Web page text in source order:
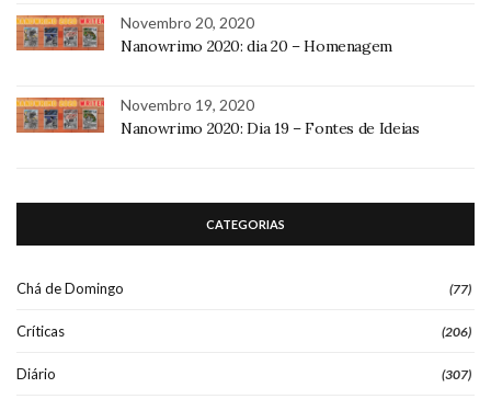
Novembro 20, 2020
Nanowrimo 2020: dia 20 – Homenagem
Novembro 19, 2020
Nanowrimo 2020: Dia 19 – Fontes de Ideias
CATEGORIAS
Chá de Domingo (77)
Críticas (206)
Diário (307)